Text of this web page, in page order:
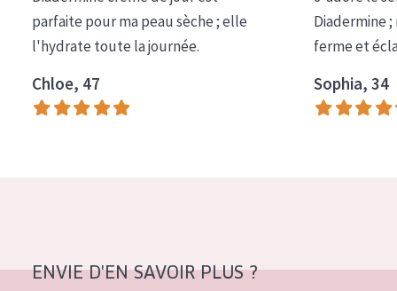
COLLECTION
Essentials
Lift+
Expert
Peau mixte ou grasse
parfaite pour ma peau sèche ; elle
l'hydrate toute la journée.
Chloe, 47
Diadermine
ferme et
Sophia, 34
ENVIE D'EN SAVOIR PLUS ?